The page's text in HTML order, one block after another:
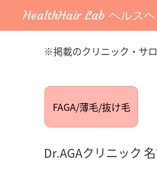
HealthHair Lab ヘルス
※掲載のクリニック・サロ
FAGA/薄毛/抜け毛
Dr.AGAクリニック